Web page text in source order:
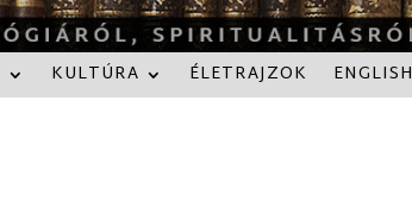
KULTÚRA ÉLETRAJZOK ENGLISH